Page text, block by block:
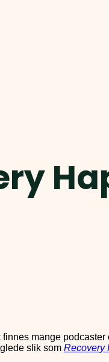
finnes mange
slik som Recovery